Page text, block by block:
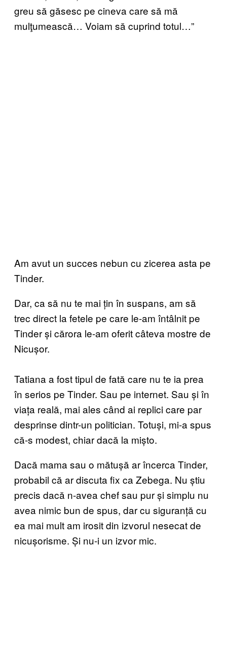
greu să găsesc pe cineva care să mă
mulţumească… Voiam să cuprind totul…”
Am avut un succes nebun cu zicerea asta pe
Tinder.
Dar, ca să nu te mai țin în suspans, am să
trec direct la fetele pe care le-am întâlnit pe
Tinder și cărora le-am oferit câteva mostre de
Nicușor.
Tatiana a fost tipul de fată care nu te ia prea
în serios pe Tinder. Sau pe internet. Sau și în
viața reală, mai ales când ai replici care par
desprinse dintr-un politician. Totuși, mi-a spus
că-s modest, chiar dacă la mișto.
Dacă mama sau o mătușă ar încerca Tinder,
probabil că ar discuta fix ca Zebega. Nu știu
precis dacă n-avea chef sau pur și simplu nu
avea nimic bun de spus, dar cu siguranță cu
ea mai mult am irosit din izvorul nesecat de
nicușorisme. Și nu-i un izvor mic.